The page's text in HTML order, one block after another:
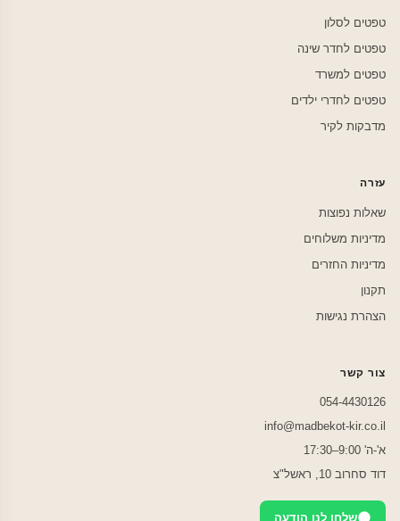
טפטים לסלון
טפטים לחדר שינה
טפטים למשרד
טפטים לחדרי ילדים
מדבקות לקיר
עזרה
שאלות נפוצות
מדיניות משלוחים
מדיניות החזרים
תקנון
הצהרת נגישות
צור קשר
054-4430126
info@madbekot-kir.co.il
א'-ה' 9:00–17:30
דוד סחרוב 10, ראשל"צ
שלחו לנו הודעה